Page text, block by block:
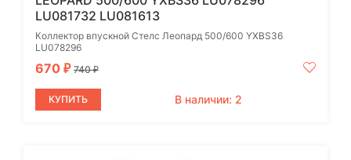
LU081732 LU081613
Коллектор впускной Стелс Леопард 500/600 YXBS36
LU078296
670 ₽ 740₽
КУПИТЬ В наличии: 2